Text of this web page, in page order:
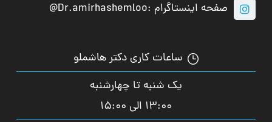
صفحه اینستاگرام :Dr.amirhashemloo@
ساعات کاری دکتر هاشملو
یک شنبه تا چهارشنبه
13:00 الی 15:00